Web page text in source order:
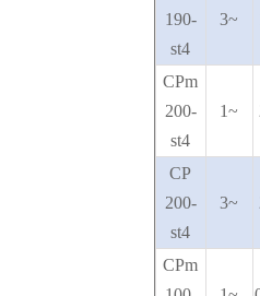
190-
st4
3~
CPm
200-
st4
1~
CP
200-
st4
3~
CPm